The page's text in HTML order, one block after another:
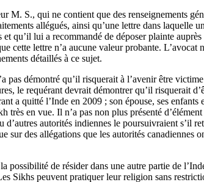
M. S., qui ne contient que des renseignements
allégués, ainsi qu’une lettre dans laquelle
qu’il lui a recommandé de déposer plainte
cette lettre n’a aucune valeur probante. L’avocat
détaillés à ce sujet.
pas démontré qu’il risquerait à l’avenir être
le requérant devrait démontrer qu’il risquerait
a quitté l’Inde en 2009 ; son épouse, ses enfants
très en vue. Il n’a pas non plus présenté
autorités indiennes le poursuivraient s’il
sur des allégations que les autorités canadiennes
possibilité de résider dans une autre partie de
Sikhs peuvent pratiquer leur religion sans